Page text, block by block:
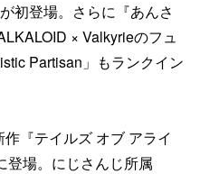
初登場。さらに『あんさ
× Valkyrieのフュ
Partisan」もランクイン
作『テイルズ オブ アライ
登場。にじさんじ所属